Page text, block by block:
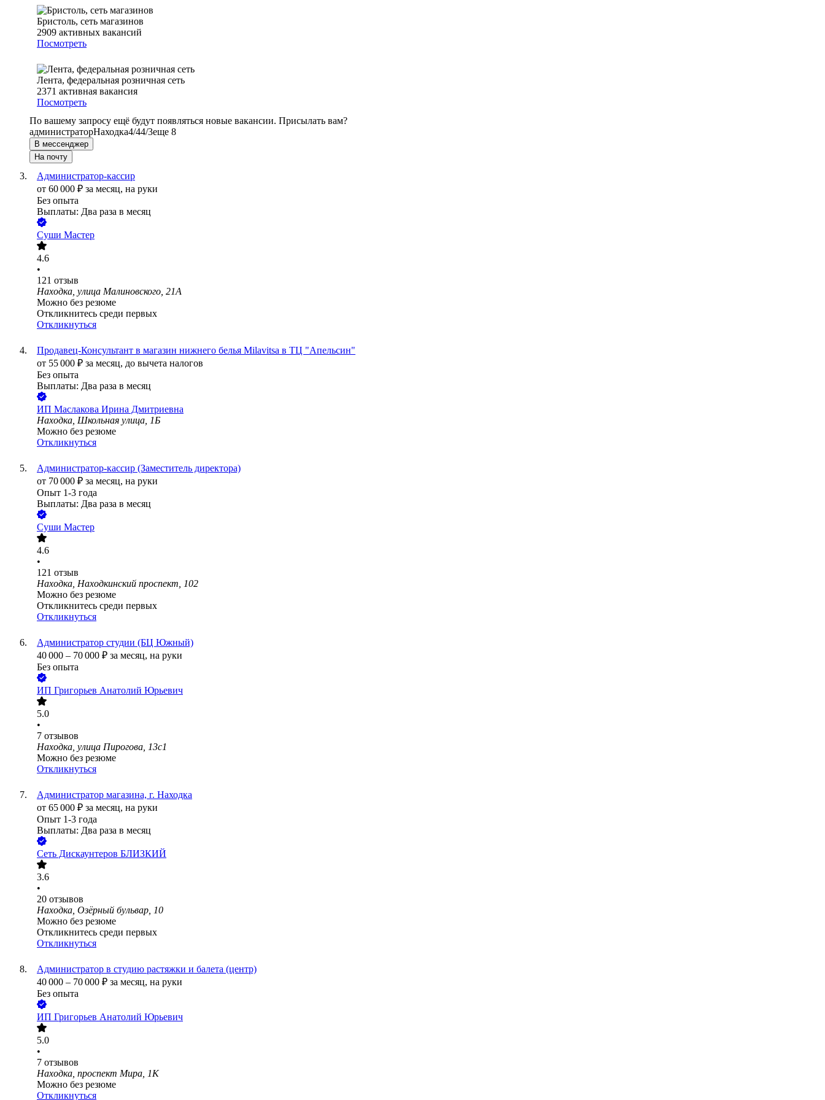
Бристоль, сеть магазинов
2909 активных вакансий
Посмотреть
Лента, федеральная розничная сеть
2371 активная вакансия
Посмотреть
По вашему запросу ещё будут появляться новые вакансии. Присылать вам?
администраторНаходка4/44/3еще 8
В мессенджер
На почту
Администратор-кассир
от 60 000 ₽ за месяц, на руки
Без опыта
Выплаты: Два раза в месяц
Суши Мастер
4.6
•
121 отзыв
Находка, улица Малиновского, 21А
Можно без резюме
Откликнитесь среди первых
Откликнуться
Продавец-Консультант в магазин нижнего белья Milavitsa в ТЦ "Апельсин"
от 55 000 ₽ за месяц, до вычета налогов
Без опыта
Выплаты: Два раза в месяц
ИП Маслакова Ирина Дмитриевна
Находка, Школьная улица, 1Б
Можно без резюме
Откликнуться
Администратор-кассир (Заместитель директора)
от 70 000 ₽ за месяц, на руки
Опыт 1-3 года
Выплаты: Два раза в месяц
Суши Мастер
4.6
•
121 отзыв
Находка, Находкинский проспект, 102
Можно без резюме
Откликнитесь среди первых
Откликнуться
Администратор студии (БЦ Южный)
40 000 – 70 000 ₽ за месяц, на руки
Без опыта
ИП Григорьев Анатолий Юрьевич
5.0
•
7 отзывов
Находка, улица Пирогова, 13с1
Можно без резюме
Откликнуться
Администратор магазина, г. Находка
от 65 000 ₽ за месяц, на руки
Опыт 1-3 года
Выплаты: Два раза в месяц
Сеть Дискаунтеров БЛИЗКИЙ
3.6
•
20 отзывов
Находка, Озёрный бульвар, 10
Можно без резюме
Откликнитесь среди первых
Откликнуться
Администратор в студию растяжки и балета (центр)
40 000 – 70 000 ₽ за месяц, на руки
Без опыта
ИП Григорьев Анатолий Юрьевич
5.0
•
7 отзывов
Находка, проспект Мира, 1К
Можно без резюме
Откликнуться